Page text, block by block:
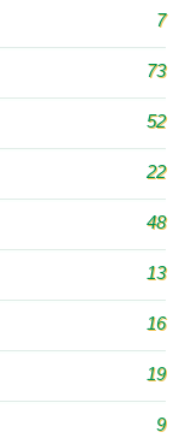
7
73
52
22
48
13
16
19
9